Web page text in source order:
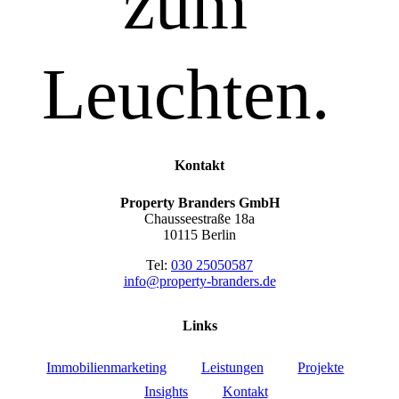
Leuchten.
Kontakt
Property Branders GmbH
Chausseestraße 18a
10115 Berlin
Tel: 030 25050587
info@property-branders.de
Links
Immobilienmarketing Leistungen
Projekte
Insights
Kontakt